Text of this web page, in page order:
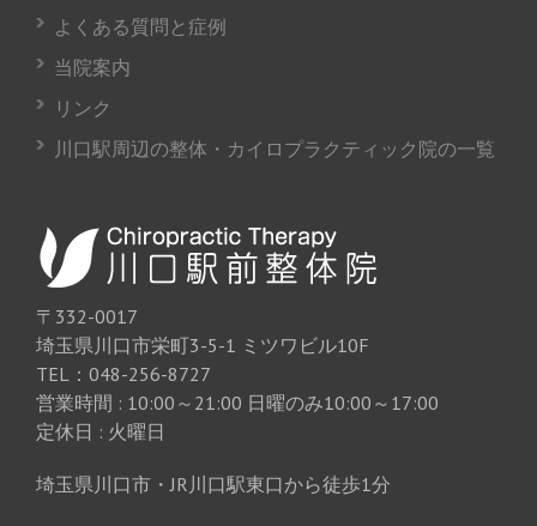
よくある質問と症例
当院案内
リンク
川口駅周辺の整体・カイロプラクティック院の一覧
〒332-0017
埼玉県川口市栄町3-5-1 ミツワビル10F
TEL：048-256-8727
営業時間 : 10:00～21:00 日曜のみ10:00～17:00
定休日 : 火曜日
埼玉県川口市・JR川口駅東口から徒歩1分